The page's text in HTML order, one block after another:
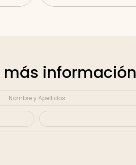
más información